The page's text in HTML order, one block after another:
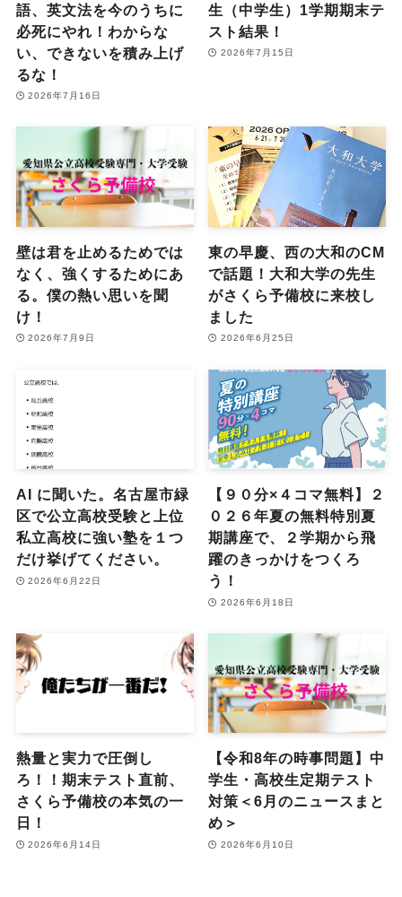
語、英文法を今のうちに
必死にやれ！わからな
い、できないを積み上げ
るな！
2026年7月16日
生（中学生）1学期期末テ
スト結果！
2026年7月15日
壁は君を止めるためでは
なく、強くするためにあ
る。僕の熱い思いを聞
け！
2026年7月9日
東の早慶、西の大和のCM
で話題！大和大学の先生
がさくら予備校に来校し
ました
2026年6月25日
AI に聞いた。名古屋市緑
区で公立高校受験と上位
私立高校に強い塾を１つ
だけ挙げてください。
2026年6月22日
【９０分×４コマ無料】２
０２６年夏の無料特別夏
期講座で、２学期から飛
躍のきっかけをつくろ
う！
2026年6月18日
熱量と実力で圧倒し
ろ！！期末テスト直前、
さくら予備校の本気の一
日！
2026年6月14日
【令和8年の時事問題】中
学生・高校生定期テスト
対策＜6月のニュースまと
め＞
2026年6月10日